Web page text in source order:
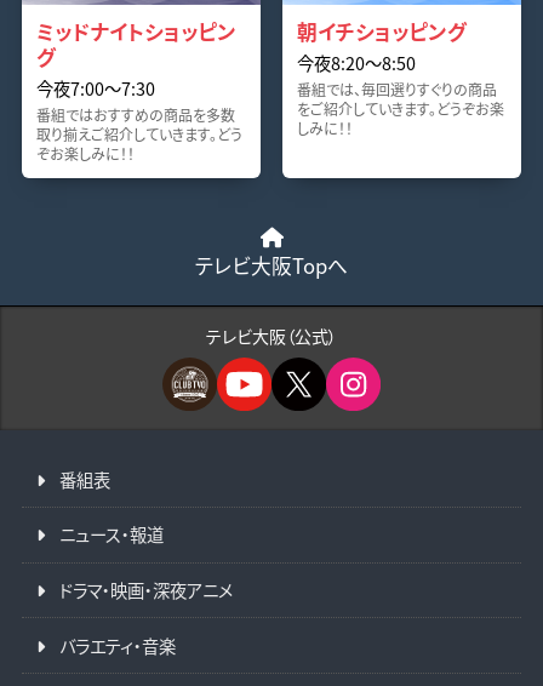
ミッドナイトショッピン
グ
今夜7:00〜7:30
番組ではおすすめの商品を多数
取り揃えご紹介していきます。どう
ぞお楽しみに！！
朝イチショッピング
今夜8:20〜8:50
番組では、毎回選りすぐりの商品
をご紹介していきます。どうぞお楽
しみに！！
テレビ大阪Topへ
テレビ大阪（公式）
番組表
ニュース・報道
ドラマ・映画・深夜アニメ
バラエティ・音楽